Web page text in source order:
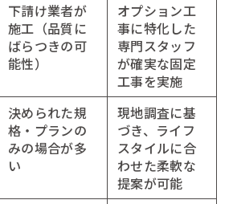
下請け業者が
施工（品質に
ばらつきの可
能性）
オプション工
事に特化した
専門スタッフ
が確実な固定
工事を実施
決められた規
格・プランの
みの場合が多
い
現地調査に基
づき、ライフ
スタイルに合
わせた柔軟な
提案が可能